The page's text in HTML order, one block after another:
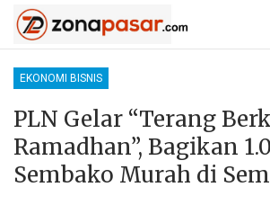
EKONOMI BISNIS
PLN Gelar “Terang
Ramadhan”, Bagikan
Sembako Murah di